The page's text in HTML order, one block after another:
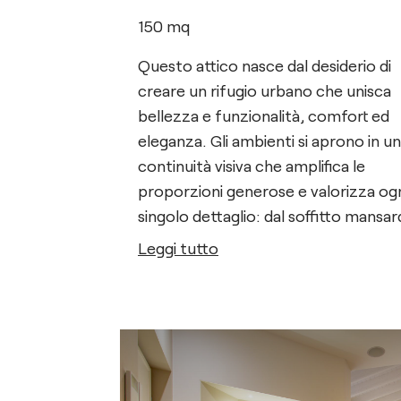
150 mq
Questo attico nasce dal desiderio di
creare un rifugio urbano che unisca
bellezza e funzionalità, comfort ed
eleganza. Gli ambienti si aprono in
continuità visiva che amplifica le
proporzioni generose e valorizza
singolo dettaglio: dal soffitto
in legno bianco, che dona carattere e
La zona living, ampia e accogliente, è
pensata per vivere momenti di
Leggi tutto